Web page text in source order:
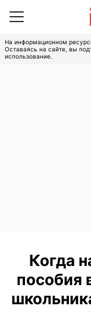
На информационном
Оставаясь на сайте, вы
использование.
Когда
пособия